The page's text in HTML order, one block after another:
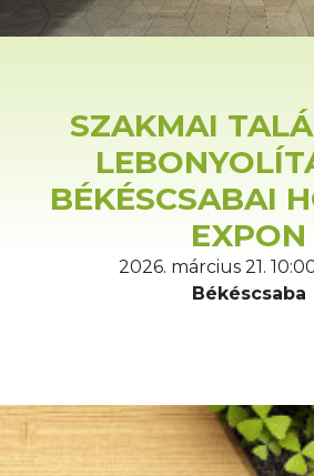
SZAKMAI
BÉKÉSCSABAI
EXPON
2026. március 21.
Békéscsaba